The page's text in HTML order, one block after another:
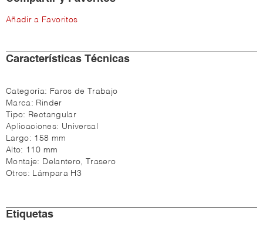
Añadir a Favoritos
Características Técnicas
Categoría: Faros de Trabajo
Marca: Rinder
Tipo: Rectangular
Aplicaciones: Universal
Largo: 158 mm
Alto: 110 mm
Montaje: Delantero, Trasero
Otros: Lámpara H3
Etiquetas